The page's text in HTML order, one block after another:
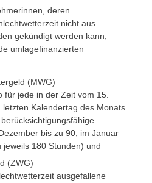
deren
nicht aus
gekündigt werden kann,
umlagefinanzierten
(MWG)
für jede in der Zeit vom 15.
letzten Kalendertag des Monats
bis zu 90, im Januar
jeweils 180 Stunden) und
(ZWG)
ausgefallene